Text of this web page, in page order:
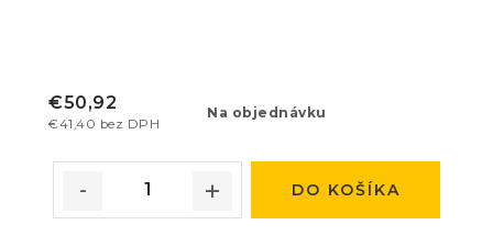
Na objednávku
€41,40 bez DPH
€50,92
DO KOŠÍKA